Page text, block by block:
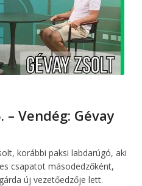
– Vendég: Gévay
korábbi paksi labdarúgó, aki
csapatot másodedzőként,
új vezetőedzője lett.